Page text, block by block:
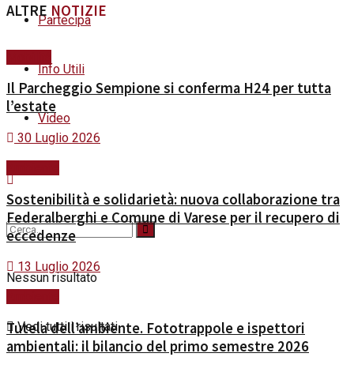
Partecipa
Info Utili
Video
Nessun risultato
Vedi tutti i risultati
ALTRE NOTIZIE
Il Parcheggio Sempione si conferma H24 per tutta
l’estate
30 Luglio 2026
Sostenibilità e solidarietà: nuova collaborazione tra
Federalberghi e Comune di Varese per il recupero di
eccedenze
13 Luglio 2026
Tutela dell’ambiente. Fototrappole e ispettori
ambientali: il bilancio del primo semestre 2026